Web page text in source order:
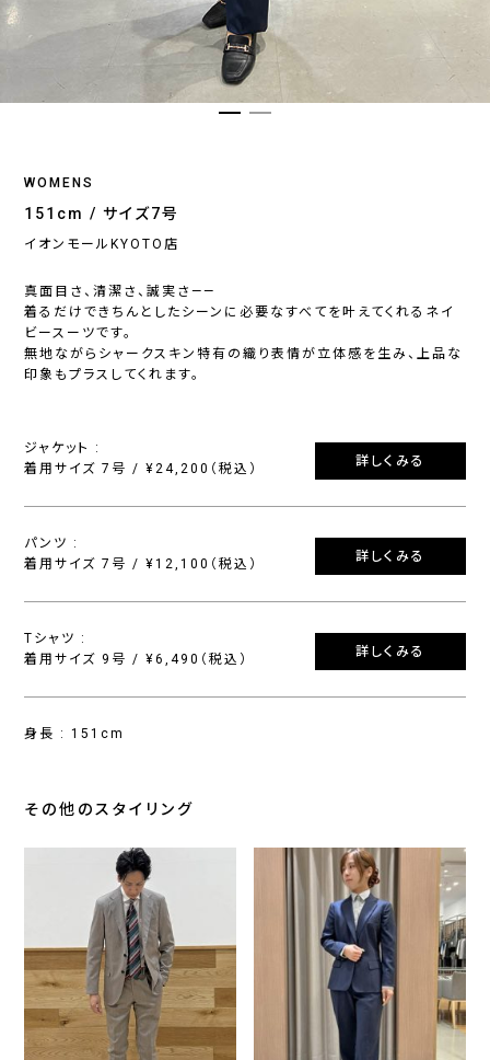
WOMENS
151cm / サイズ7号
イオンモールKYOTO店
真面目さ、清潔さ、誠実さ——
着るだけできちんとしたシーンに必要なすべてを叶えてくれるネイ
ビースーツです。
無地ながらシャークスキン特有の織り表情が立体感を生み、上品な
印象もプラスしてくれます。
ジャケット :
着用サイズ 7号 / ¥24,200（税込）
詳しくみる
パンツ :
着用サイズ 7号 / ¥12,100（税込）
詳しくみる
Tシャツ :
着用サイズ 9号 / ¥6,490（税込）
詳しくみる
身長 : 151cm
その他のスタイリング